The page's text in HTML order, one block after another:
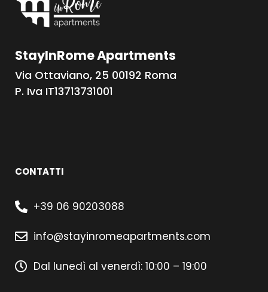
StayInRome Apartments
Via Ottaviano, 25 00192 Roma
P. Iva IT13713731001
CONTATTI
+39 06 90203088
info@stayinromeapartments.com
Dal lunedì al venerdì: 10:00 – 19:00